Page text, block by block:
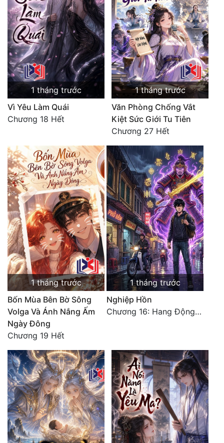
Tu Chân
Tu Tiên
Tội Phạm
Vô Địch
Võ Hiệp
Võng Du
Xuyên Nhanh
Xuyên Sách
Xuyên Thư
Điền Văn
Đô Thị
Đông Phương
Đông Phương Huyền Huyễn
Đồng Nhân
Cẩu Đạo Trường Sinh
Truyện Nam
Truyện Nữ
Vô Địch Lưu
Xây Dựng Thế Lực
1 tháng trước
Vì Yêu Làm Quái
Chương 18 Hết
1 tháng trước
Văn Phòng Chống Vắt
Kiệt Sức Giới Tu Tiên
Chương 27 Hết
1 tháng trước
Bốn Mùa Bên Bờ Sông
Volga Và Ánh Nắng Ấm
Ngày Đông
Chương 19 Hết
1 tháng trước
Nghiệp Hồn
Chương 16: Hang Động Bái Đính